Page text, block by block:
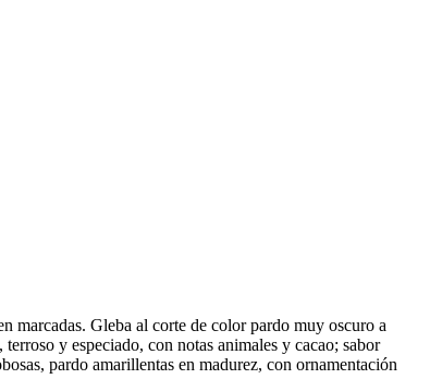
marcadas. Gleba al corte de color pardo muy oscuro a
y especiado, con notas animales y cacao; sabor
pardo amarillentas en madurez, con ornamentación